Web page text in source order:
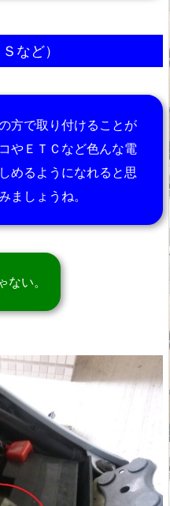
など）
方で取り付けることが
やＥＴＣなど色んな電
めるようになれると思
ましょうね。
い。